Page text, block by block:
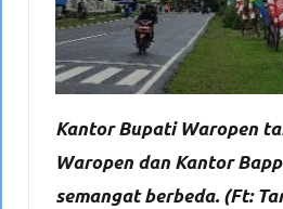
Kantor Bupati Waropen
Waropen dan Kantor
semangat berbeda. (Ft: